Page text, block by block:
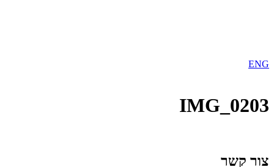
ENG
IMG_0203
צור קשר